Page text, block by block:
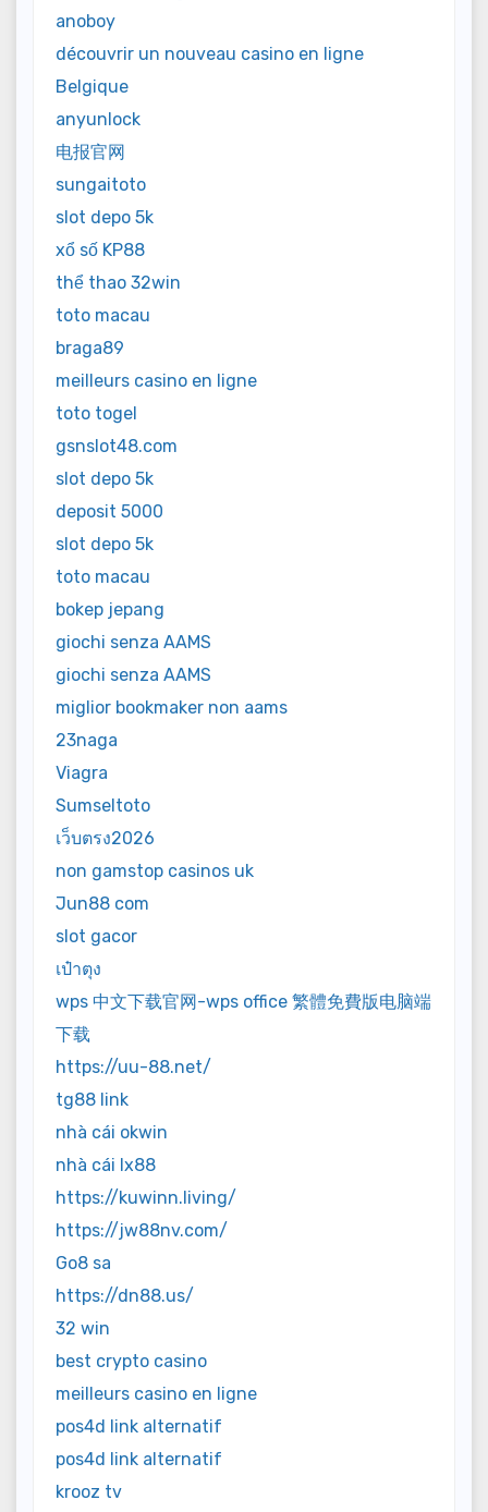
anoboy
découvrir un nouveau casino en ligne
Belgique
anyunlock
电报官网
sungaitoto
slot depo 5k
xổ số KP88
thể thao 32win
toto macau
braga89
meilleurs casino en ligne
toto togel
gsnslot48.com
slot depo 5k
deposit 5000
slot depo 5k
toto macau
bokep jepang
giochi senza AAMS
giochi senza AAMS
miglior bookmaker non aams
23naga
Viagra
Sumseltoto
เว็บตรง2026
non gamstop casinos uk
Jun88 com
slot gacor
เป๋าตุง
wps 中文下载官网-wps office 繁體免費版电脑端
下载
https://uu-88.net/
tg88 link
nhà cái okwin
nhà cái lx88
https://kuwinn.living/
https://jw88nv.com/
Go8 sa
https://dn88.us/
32 win
best crypto casino
meilleurs casino en ligne
pos4d link alternatif
pos4d link alternatif
krooz tv